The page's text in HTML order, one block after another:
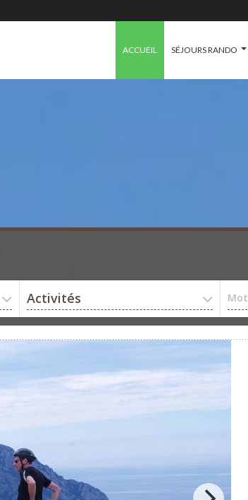
ACCUEIL SÉJOURS RANDO
Activités